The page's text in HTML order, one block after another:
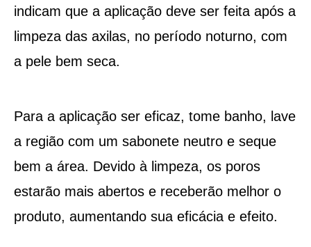
indicam que a aplicação deve ser feita após a
limpeza das axilas, no período noturno, com
a pele bem seca.
Para a aplicação ser eficaz, tome banho, lave
a região com um sabonete neutro e seque
bem a área. Devido à limpeza, os poros
estarão mais abertos e receberão melhor o
produto, aumentando sua eficácia e efeito.